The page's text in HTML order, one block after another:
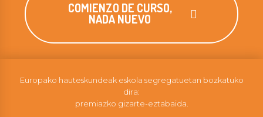
COMIENZO DE CURSO,
NADA NUEVO
Europako hauteskundeak eskola segregatuetan bozkatuko
dira:
premiazko gizarte-eztabaida.